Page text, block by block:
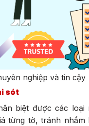
nghiệp và tin cậy
sót
biệt được các loại
từng tờ, tránh nhầm